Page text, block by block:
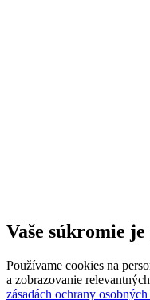
Vaše súkromie
Používame cookies na
a zobrazovanie
zásadách ochrany